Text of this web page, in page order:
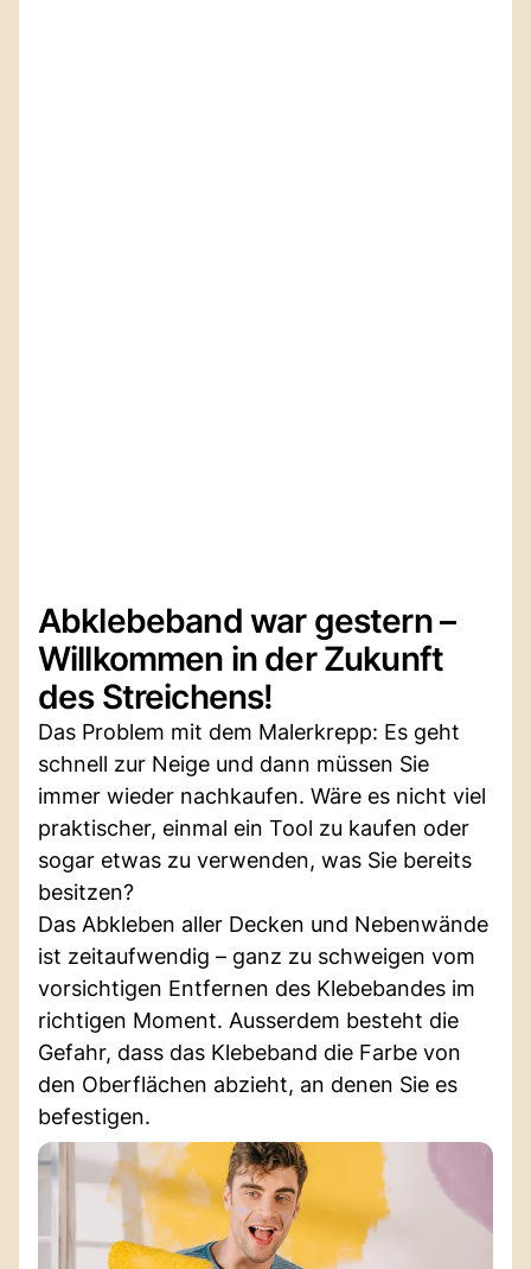
Abklebeband war gestern –
Willkommen in der Zukunft
des Streichens!
Das Problem mit dem Malerkrepp: Es geht
schnell zur Neige und dann müssen Sie
immer wieder nachkaufen. Wäre es nicht viel
praktischer, einmal ein Tool zu kaufen oder
sogar etwas zu verwenden, was Sie bereits
besitzen?
Das Abkleben aller Decken und Nebenwände
ist zeitaufwendig – ganz zu schweigen vom
vorsichtigen Entfernen des Klebebandes im
richtigen Moment. Ausserdem besteht die
Gefahr, dass das Klebeband die Farbe von
den Oberflächen abzieht, an denen Sie es
befestigen.